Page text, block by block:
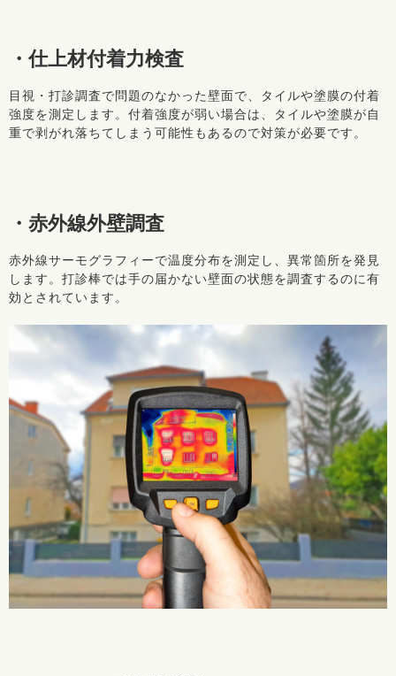
・仕上材付着力検査
目視・打診調査で問題のなかった壁面で、タイルや塗膜の付着
強度を測定します。付着強度が弱い場合は、タイルや塗膜が自
重で剥がれ落ちてしまう可能性もあるので対策が必要です。
・赤外線外壁調査
赤外線サーモグラフィーで温度分布を測定し、異常箇所を発見
します。打診棒では手の届かない壁面の状態を調査するのに有
効とされています。